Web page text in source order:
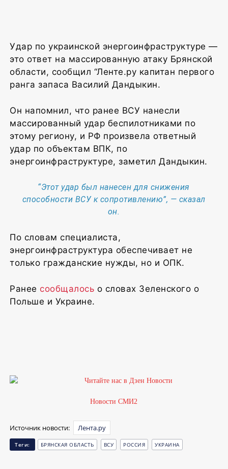
Удар по украинской энергоинфраструктуре —
это ответ на массированную атаку Брянской
области, сообщил “Ленте.ру капитан первого
ранга запаса Василий Дандыкин.
Он напомнил, что ранее ВСУ нанесли
массированный удар беспилотниками по
этому региону, и РФ произвела ответный
удар по объектам ВПК, по
энергоинфраструктуре, заметил Дандыкин.
“Этот удар был нанесен для снижения
способности ВСУ к сопротивлению”, — сказал
он.
По словам специалиста,
энергоинфраструктура обеспечивает не
только гражданские нужды, но и ОПК.
Ранее сообщалось о словах Зеленского о
Польше и Украине.
Новости СМИ2
Источник новости: Лента.ру
Теги: БРЯНСКАЯ ОБЛАСТЬ ВСУ РОССИЯ УКРАИНА